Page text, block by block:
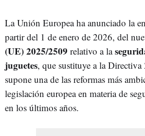
La Unión Europea ha anunciado la
partir del 1 de enero de 2026, del
(UE) 2025/2509 relativo a la
juguetes, que sustituye a la
supone una de las reformas más
legislación europea en materia de
en los últimos años.